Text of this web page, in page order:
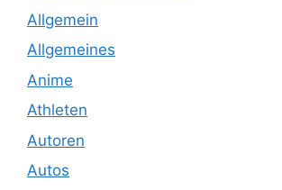
Allgemein
Allgemeines
Anime
Athleten
Autoren
Autos